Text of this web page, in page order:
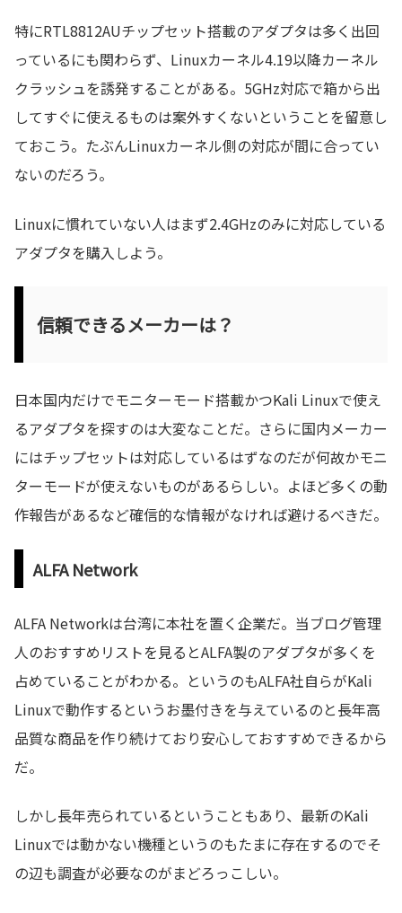
特にRTL8812AUチップセット搭載のアダプタは多く出回
っているにも関わらず、Linuxカーネル4.19以降カーネル
クラッシュを誘発することがある。5GHz対応で箱から出
してすぐに使えるものは案外すくないということを留意し
ておこう。たぶんLinuxカーネル側の対応が間に合ってい
ないのだろう。
Linuxに慣れていない人はまず2.4GHzのみに対応している
アダプタを購入しよう。
信頼できるメーカーは？
日本国内だけでモニターモード搭載かつKali Linuxで使え
るアダプタを探すのは大変なことだ。さらに国内メーカー
にはチップセットは対応しているはずなのだが何故かモニ
ターモードが使えないものがあるらしい。よほど多くの動
作報告があるなど確信的な情報がなければ避けるべきだ。
ALFA Network
ALFA Networkは台湾に本社を置く企業だ。当ブログ管理
人のおすすめリストを見るとALFA製のアダプタが多くを
占めていることがわかる。というのもALFA社自らがKali
Linuxで動作するというお墨付きを与えているのと長年高
品質な商品を作り続けており安心しておすすめできるから
だ。
しかし長年売られているということもあり、最新のKali
Linuxでは動かない機種というのもたまに存在するのでそ
の辺も調査が必要なのがまどろっこしい。